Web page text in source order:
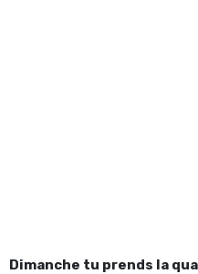
Dimanche tu prends la